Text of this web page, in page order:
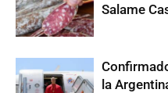
Salame
la